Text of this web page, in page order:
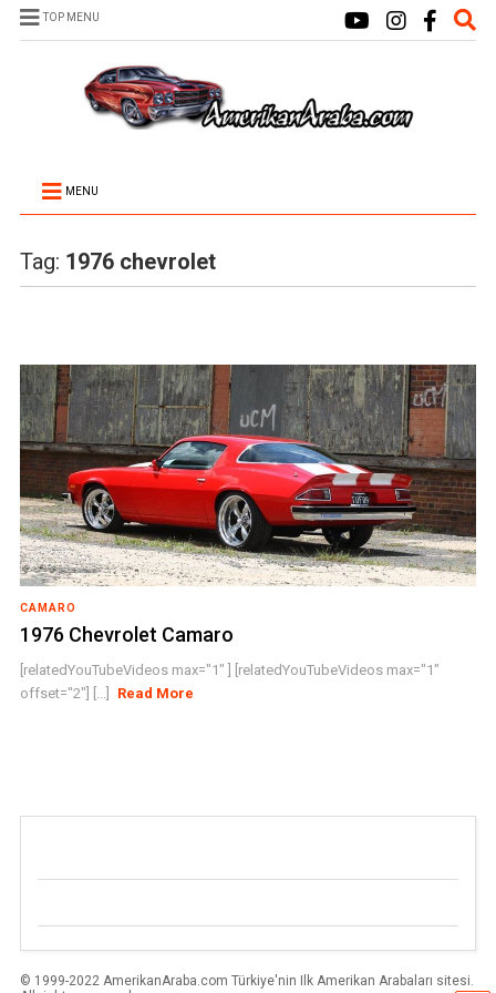
TOP MENU
MENU
Tag: 1976 chevrolet
CAMARO
1976 Chevrolet Camaro
[relatedYouTubeVideos max="1" ] [relatedYouTubeVideos max="1"
offset="2"] [...]
Read More
© 1999-2022 AmerikanAraba.com Türkiye'nin Ilk Amerikan Arabaları sitesi.